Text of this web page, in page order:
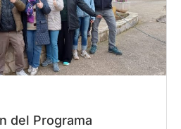
del Programa